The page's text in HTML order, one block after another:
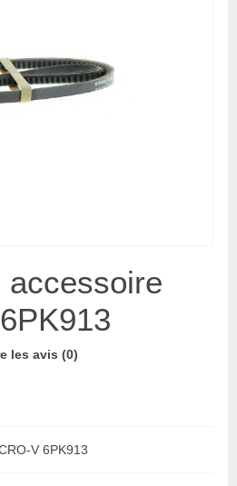
accessoire
les avis (0)
V 6PK913